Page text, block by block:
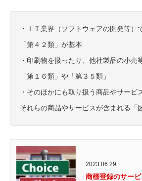
・ＩＴ業界（ソフトウェアの開発等）
「第４２類」が基本
・印刷物を扱ったり、他社製品の小売
「第１６類」や「第３５類」
・そのほかにも取り扱う商品やサービ
それらの商品やサービスが含まれる「
2023.06.29
商標登録のサー